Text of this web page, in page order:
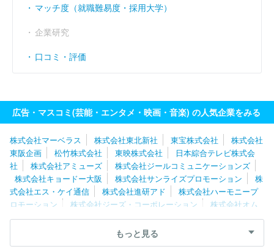
マッチ度（就職難易度・採用大学）
企業研究
口コミ・評価
広告・マスコミ(芸能・エンタメ・映画・音楽) の人気企業をみる
株式会社マーベラス 株式会社東北新社 東宝株式会社
株式会社
東阪企画
松竹株式会社 東映株式会社
日本綜合テレビ株式会
社
株式会社アミューズ
株式会社ジールコミュニケーションズ
株式会社キョードー大阪
株式会社サンライズプロモーション
株
式会社エス・ケイ通信
株式会社進研アド
株式会社ハーモニープ
ロモーション
株式会社ジーズ・コーポレーション
株式会社オム
ニバス・ジャパン
株式会社テクノネット
株式会社ＮＥＸＴＥＰ
株式会社フジ・メディア・テクノロジー
式会社バンダイナムコフィルムワークス
もっと見る